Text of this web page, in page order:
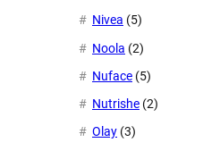
Nivea (5)
Noola (2)
Nuface (5)
Nutrishe (2)
Olay (3)